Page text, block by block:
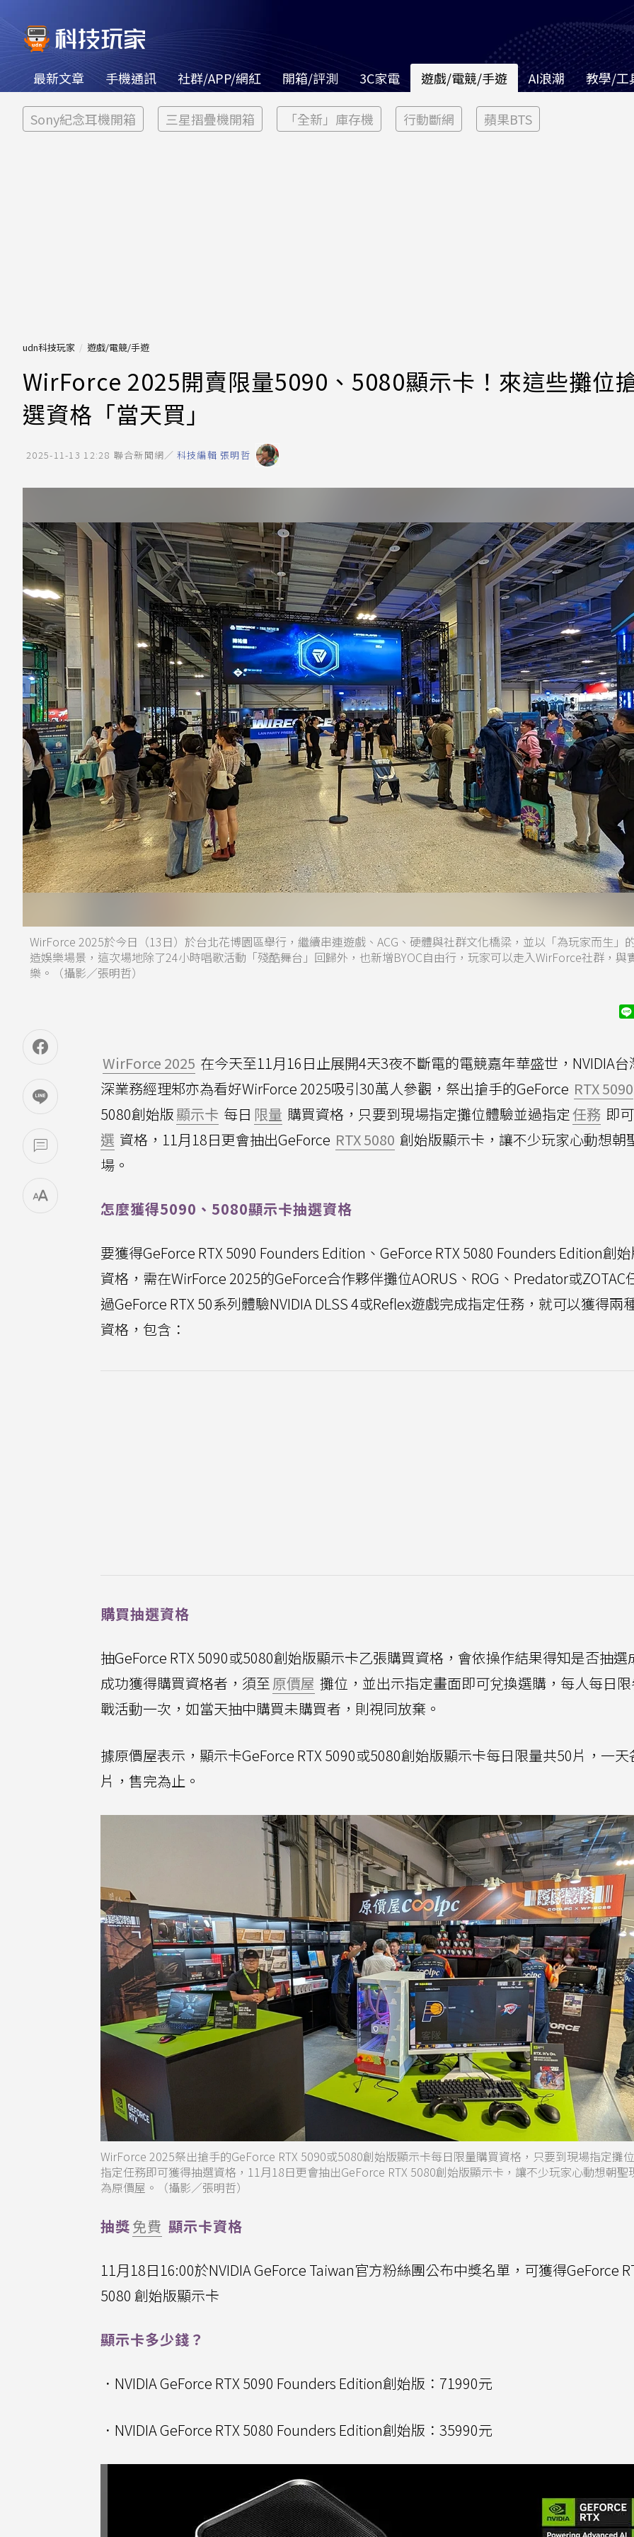
最新文章 手機通訊 社群/APP/網紅 開箱/評測 3C家電 遊戲/電競/手遊 AI浪潮 教學/工
Sony紀念耳機開箱 三星摺疊機開箱 「全新」庫存機 行動斷網 蘋果BTS
udn科技玩家 遊戲/電競/手遊
WirForce 2025開賣限量5090、5080顯示卡！來這些攤位
選資格「當天買」
2025-11-13 12:28 聯合新聞網／ 科技編輯 張明哲
WirForce 2025於今日（13日）於台北花博園區舉行，繼續串連遊戲、ACG、硬體與社群文化橋梁，並以「為玩家而生」
造娛樂場景，這次場地除了24小時唱歌活動「殘酷舞台」回歸外，也新增BYOC自由行，玩家可以走入WirForce社群，與
樂。（攝影／張明哲）
WirForce 2025 在今天至11月16日止展開4天3夜不斷電的電競嘉年華盛世，NVIDIA
深業務經理邾亦為看好WirForce 2025吸引30萬人參觀，祭出搶手的GeForce RTX 5090
5080創始版顯示卡 每日 限量 購買資格，只要到現場指定攤位體驗並過指定任務 即
選 資格，11月18日更會抽出GeForce RTX 5080 創始版顯示卡，讓不少玩家心動想朝
場。
怎麼獲得5090、5080顯示卡抽選資格
要獲得GeForce RTX 5090 Founders Edition、GeForce RTX 5080 Founders Edition創
資格，需在WirForce 2025的GeForce合作夥伴攤位AORUS、ROG、Predator或ZOTAC
過GeForce RTX 50系列體驗NVIDIA DLSS 4或Reflex遊戲完成指定任務，就可以獲得兩
資格，包含：
購買抽選資格
抽GeForce RTX 5090或5080創始版顯示卡乙張購買資格，會依操作結果得知是否抽選
成功獲得購買資格者，須至原價屋 攤位，並出示指定畫面即可兌換選購，每人每日
戰活動一次，如當天抽中購買未購買者，則視同放棄。
據原價屋表示，顯示卡GeForce RTX 5090或5080創始版顯示卡每日限量共50片，一天
片，售完為止。
WirForce 2025祭出搶手的GeForce RTX 5090或5080創始版顯示卡每日限量購買資格，只要到現場指定攤
指定任務即可獲得抽選資格，11月18日更會抽出GeForce RTX 5080創始版顯示卡，讓不少玩家心動想朝聖
為原價屋。（攝影／張明哲）
抽獎免費 顯示卡資格
11月18日16:00於NVIDIA GeForce Taiwan官方粉絲團公布中獎名單，可獲得GeForce
5080 創始版顯示卡
顯示卡多少錢？
．NVIDIA GeForce RTX 5090 Founders Edition創始版：71990元
．NVIDIA GeForce RTX 5080 Founders Edition創始版：35990元